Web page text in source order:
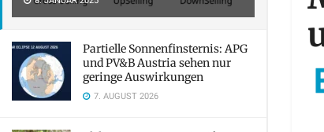
Partielle Sonnenfinsternis: APG
und PV&B Austria sehen nur
geringe Auswirkungen
7. AUGUST 2026